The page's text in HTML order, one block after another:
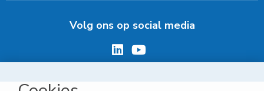
Volg ons op social media